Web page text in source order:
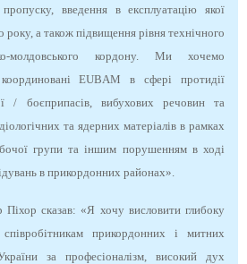
введення в експлуатацію якої
року, а також підвищення рівня технічного
молдовського кордону. Ми хочемо
координовані EUBAM в сфері протидії
/ боєприпасів, вибухових речовин та
та ядерних матеріалів в рамках
групи та іншим порушенням в ході
в прикордонних районах».
сказав: «Я хочу висловити глибоку
прикордонних і митних
за професіоналізм, високий дух